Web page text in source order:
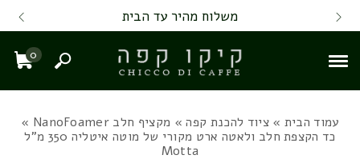
Skip to Content
Contact Us משלוח מהיר עד הבית
0
חיפוש
עמוד הבית »ציוד להכנת קפה» מקציף חלב NanoFoamer
»
כד הקצפת חלב ולאטה ארט מקורי של מוטה איטליה 350 מ"ל
Motta
Back top top